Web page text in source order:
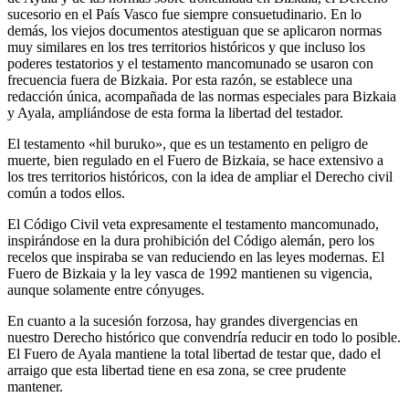
sucesorio en el País Vasco fue siempre consuetudinario. En lo
demás, los viejos documentos atestiguan que se aplicaron normas
muy similares en los tres territorios históricos y que incluso los
poderes testatorios y el testamento mancomunado se usaron con
frecuencia fuera de Bizkaia. Por esta razón, se establece una
redacción única, acompañada de las normas especiales para Bizkaia
y Ayala, ampliándose de esta forma la libertad del testador.
El testamento «hil buruko», que es un testamento en peligro de
muerte, bien regulado en el Fuero de Bizkaia, se hace extensivo a
los tres territorios históricos, con la idea de ampliar el Derecho civil
común a todos ellos.
El Código Civil veta expresamente el testamento mancomunado,
inspirándose en la dura prohibición del Código alemán, pero los
recelos que inspiraba se van reduciendo en las leyes modernas. El
Fuero de Bizkaia y la ley vasca de 1992 mantienen su vigencia,
aunque solamente entre cónyuges.
En cuanto a la sucesión forzosa, hay grandes divergencias en
nuestro Derecho histórico que convendría reducir en todo lo posible.
El Fuero de Ayala mantiene la total libertad de testar que, dado el
arraigo que esta libertad tiene en esa zona, se cree prudente
mantener.